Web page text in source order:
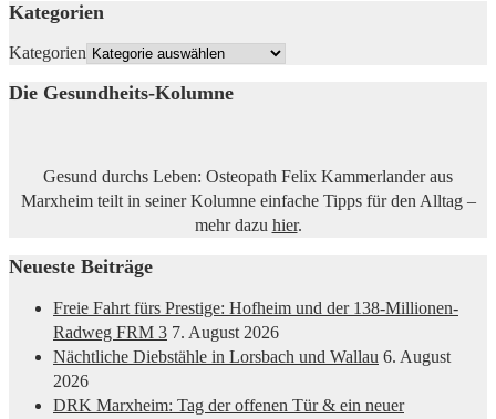
Kategorien
Kategorien
Die Gesundheits-Kolumne
Gesund durchs Leben: Osteopath Felix Kammerlander aus
Marxheim teilt in seiner Kolumne einfache Tipps für den Alltag –
mehr dazu hier.
Neueste Beiträge
Freie Fahrt fürs Prestige: Hofheim und der 138-Millionen-
Radweg FRM 3 7. August 2026
Nächtliche Diebstähle in Lorsbach und Wallau 6. August
2026
DRK Marxheim: Tag der offenen Tür & ein neuer